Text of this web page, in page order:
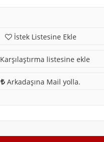
İstek Listesine Ekle
Karşılaştırma listesine ekle
Arkadaşına Mail yolla.